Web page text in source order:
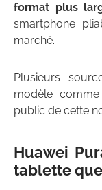
format plus
smartphone
marché.
Plusieurs
modèle
public de cette
Huawei
tablette